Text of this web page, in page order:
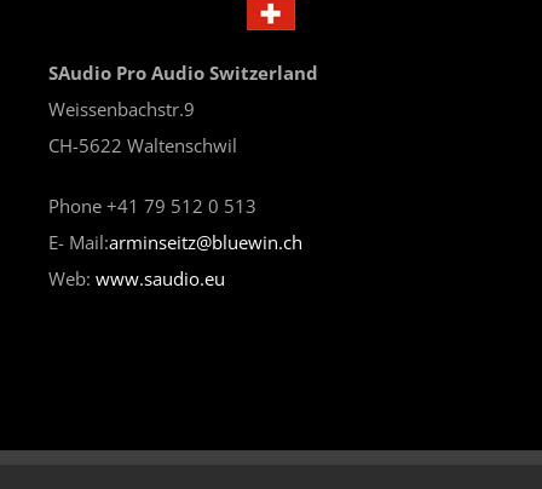
SAudio Pro Audio Switzerland
Weissenbachstr.9
CH-5622 Waltenschwil
Phone +41 79 512 0 513
E- Mail:arminseitz@bluewin.ch
Web: www.saudio.eu